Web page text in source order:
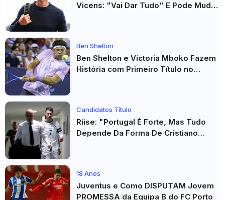
Vicens: "Vai Dar Tudo" E Pode Mudar
Ben Shelton
Ben Shelton e Victoria Mboko Fazem
História com Primeiro Título no
Candidatos Título
Riise: "Portugal É Forte, Mas Tudo
Depende Da Forma De Cristiano
18 Anos
Juventus e Como DISPUTAM Jovem
PROMESSA da Equipa B do FC Porto